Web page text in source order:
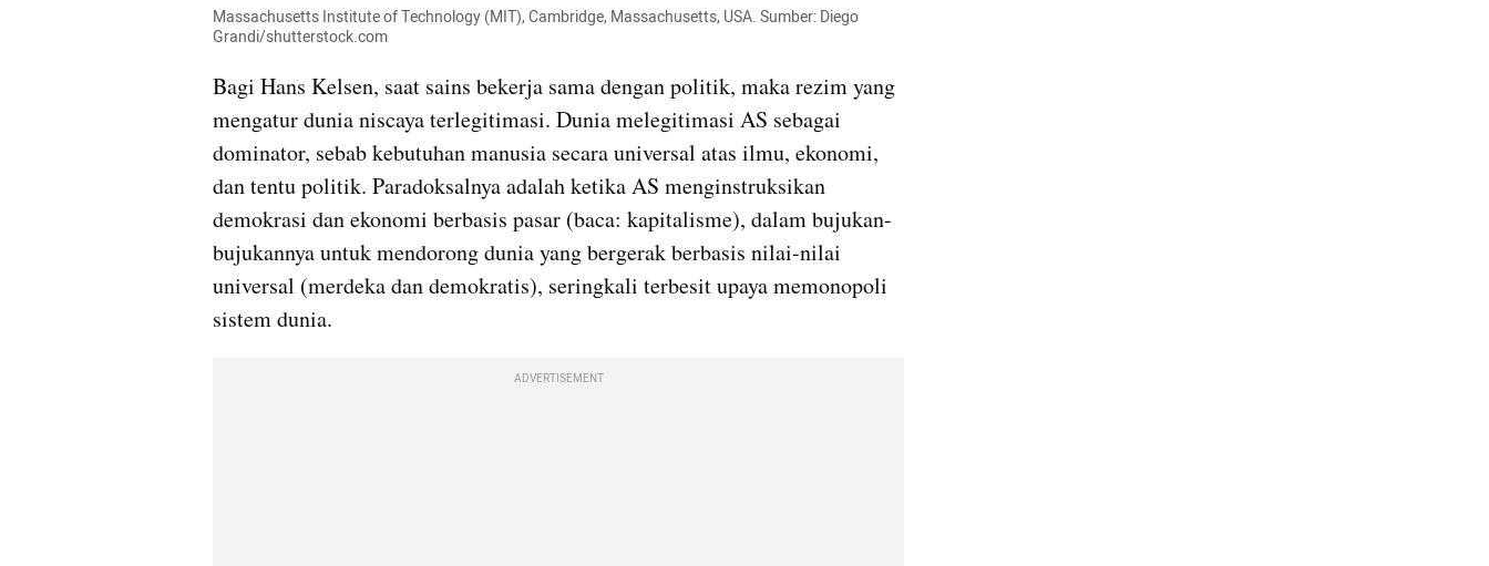
Massachusetts Institute of Technology (MIT), Cambridge, Massachusetts, USA. Sumber: Diego
Grandi/shutterstock.com
Bagi Hans Kelsen, saat sains bekerja sama dengan politik, maka rezim yang
mengatur dunia niscaya terlegitimasi. Dunia melegitimasi AS sebagai
dominator, sebab kebutuhan manusia secara universal atas ilmu, ekonomi,
dan tentu politik. Paradoksalnya adalah ketika AS menginstruksikan
demokrasi dan ekonomi berbasis pasar (baca: kapitalisme), dalam bujukan-
bujukannya untuk mendorong dunia yang bergerak berbasis nilai-nilai
universal (merdeka dan demokratis), seringkali terbesit upaya memonopoli
sistem dunia.
ADVERTISEMENT